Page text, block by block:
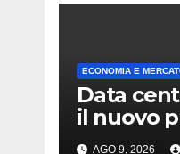
ECONOMIA E
Data
il nuovo
Amazon
AGO 9, 2026